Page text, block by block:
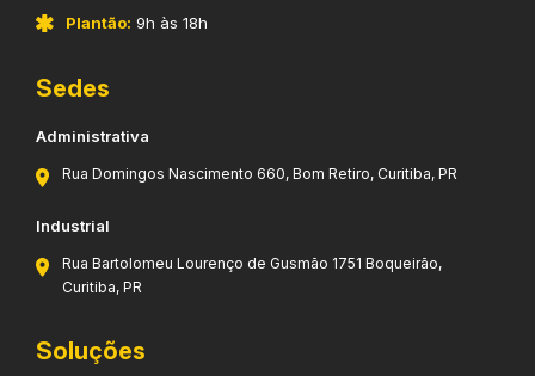
Plantão: 9h às 18h
Sedes
Administrativa
Rua Domingos Nascimento 660, Bom Retiro, Curitiba, PR
Industrial
Rua Bartolomeu Lourenço de Gusmão 1751 Boqueirão,
Curitiba, PR
Soluções